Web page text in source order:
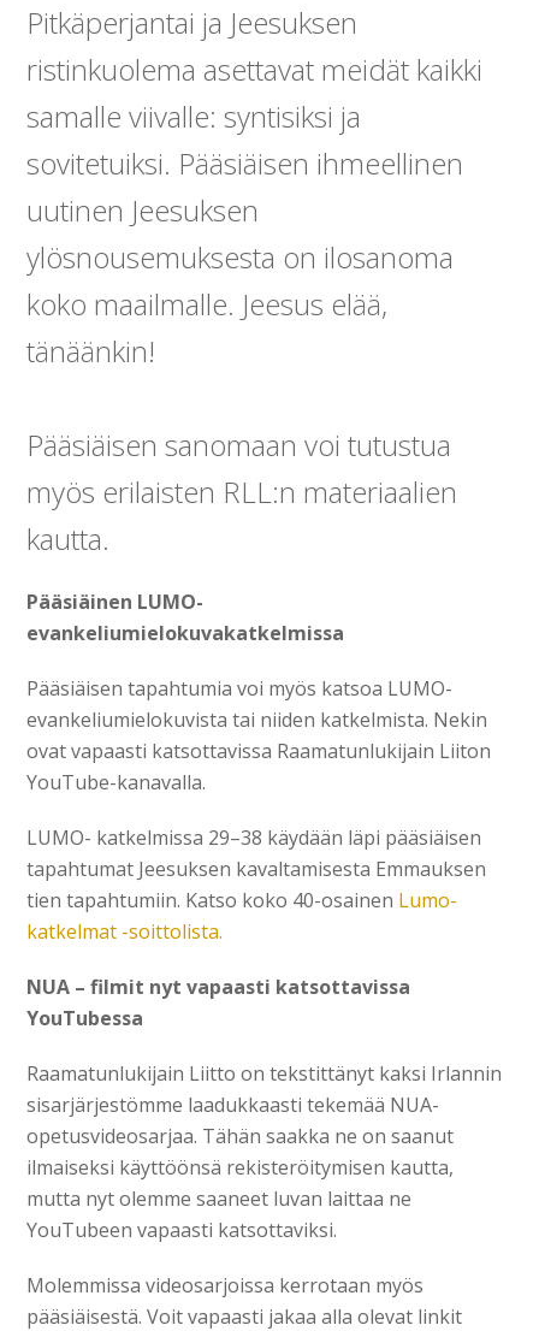
Pitkäperjantai ja Jeesuksen
ristinkuolema asettavat meidät kaikki
samalle viivalle: syntisiksi ja
sovitetuiksi. Pääsiäisen ihmeellinen
uutinen Jeesuksen
ylösnousemuksesta on ilosanoma
koko maailmalle. Jeesus elää,
tänäänkin!
Pääsiäisen sanomaan voi tutustua
myös erilaisten RLL:n materiaalien
kautta.
Pääsiäinen LUMO-
evankeliumielokuvakatkelmissa
Pääsiäisen tapahtumia voi myös katsoa LUMO-
evankeliumielokuvista tai niiden katkelmista. Nekin
ovat vapaasti katsottavissa Raamatunlukijain Liiton
YouTube-kanavalla.
LUMO- katkelmissa 29–38 käydään läpi pääsiäisen
tapahtumat Jeesuksen kavaltamisesta Emmauksen
tien tapahtumiin. Katso koko 40-osainen Lumo-
katkelmat -soittolista.
NUA – filmit nyt vapaasti katsottavissa
YouTubessa
Raamatunlukijain Liitto on tekstittänyt kaksi Irlannin
sisarjärjestömme laadukkaasti tekemää NUA-
opetusvideosarjaa. Tähän saakka ne on saanut
ilmaiseksi käyttöönsä rekisteröitymisen kautta,
mutta nyt olemme saaneet luvan laittaa ne
YouTubeen vapaasti katsottaviksi.
Molemmissa videosarjoissa kerrotaan myös
pääsiäisestä. Voit vapaasti jakaa alla olevat linkit